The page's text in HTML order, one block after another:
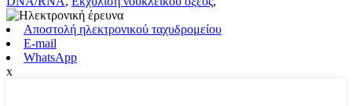
Αποστολή ηλεκτρονικού ταχυδρομείου
E-mail
WhatsApp
x